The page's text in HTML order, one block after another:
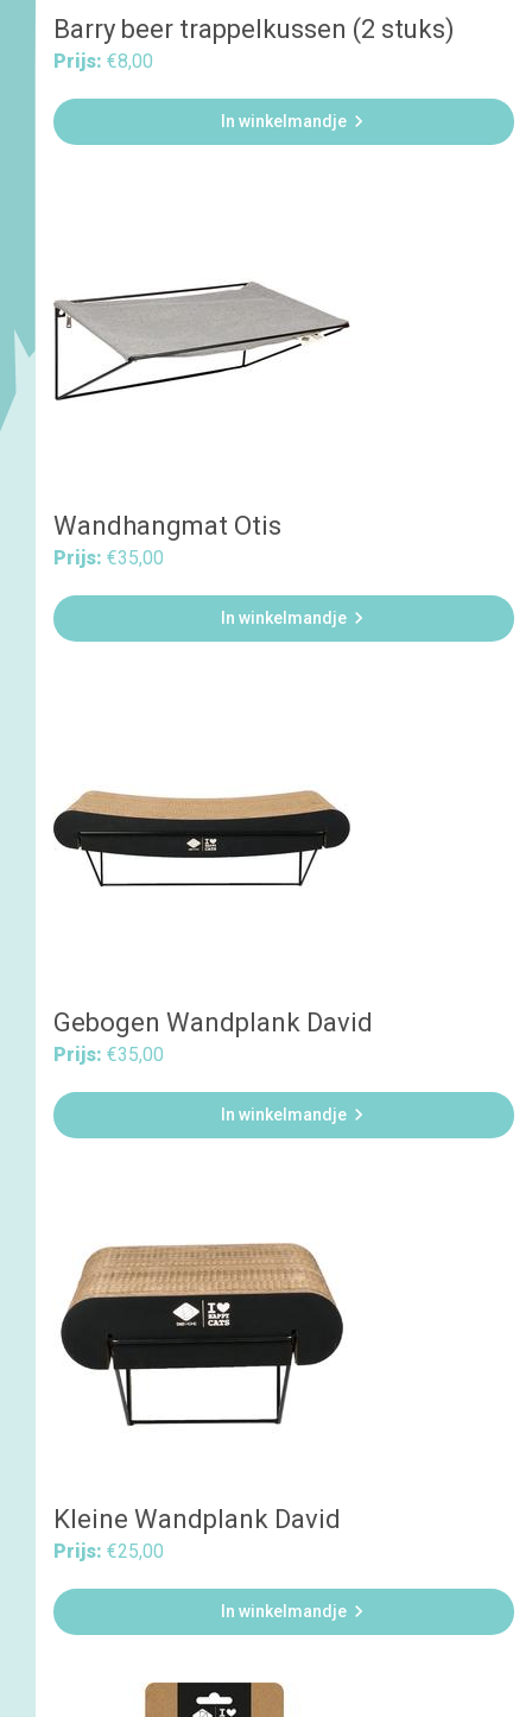
Barry beer trappelkussen (2 stuks)
Prijs: €8,00
In winkelmandje 
Wandhangmat Otis
Prijs: €35,00
In winkelmandje 
Gebogen Wandplank David
Prijs: €35,00
In winkelmandje 
Kleine Wandplank David
Prijs: €25,00
In winkelmandje 